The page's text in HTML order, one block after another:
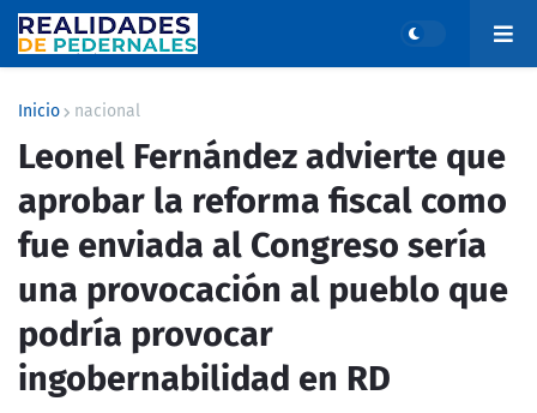
Inicio nacional
Leonel Fernández advierte que
aprobar la reforma fiscal como
fue enviada al Congreso sería
una provocación al pueblo que
podría provocar
ingobernabilidad en RD